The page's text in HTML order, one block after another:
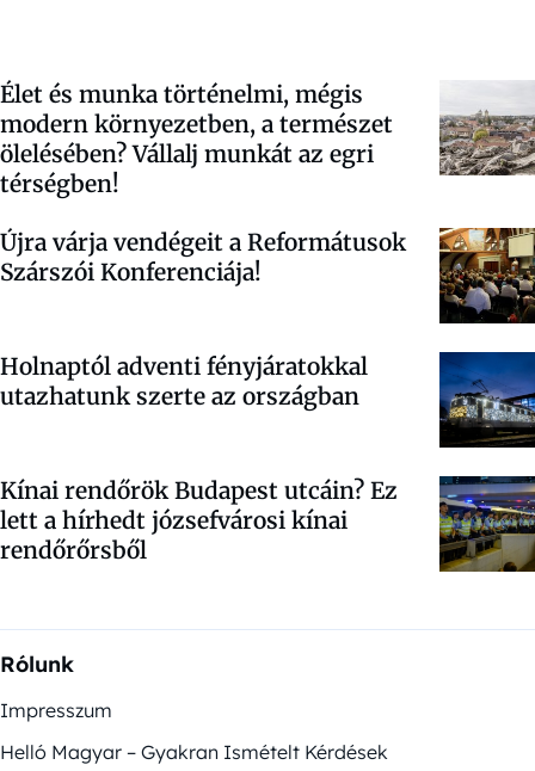
Élet és munka történelmi, mégis
modern környezetben, a természet
ölelésében? Vállalj munkát az egri
térségben!
Újra várja vendégeit a Reformátusok
Szárszói Konferenciája!
Holnaptól adventi fényjáratokkal
utazhatunk szerte az országban
Kínai rendőrök Budapest utcáin? Ez
lett a hírhedt józsefvárosi kínai
rendőrőrsből
Rólunk
Impresszum
Helló Magyar – Gyakran Ismételt Kérdések